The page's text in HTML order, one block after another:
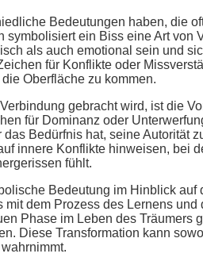
Bedeutungen haben, die
ein Biss eine Art von
als auch emotional sein und
für Konflikte oder
Oberfläche zu kommen.
gebracht wird, ist die
für Dominanz oder
Bedürfnis hat, seine Autorität
innere Konflikte hinweisen, bei
fühlt.
Bedeutung im Hinblick auf
dem Prozess des Lernens
Phase im Leben des Träumers
Diese Transformation kann